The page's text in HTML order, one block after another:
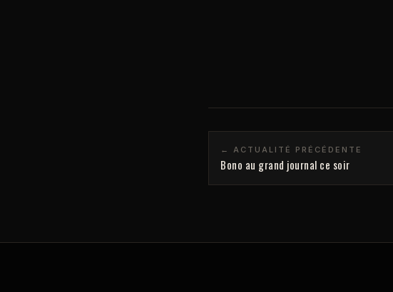
← ACTUALITÉ PRÉCÉDENTE
Bono au grand journal ce soir